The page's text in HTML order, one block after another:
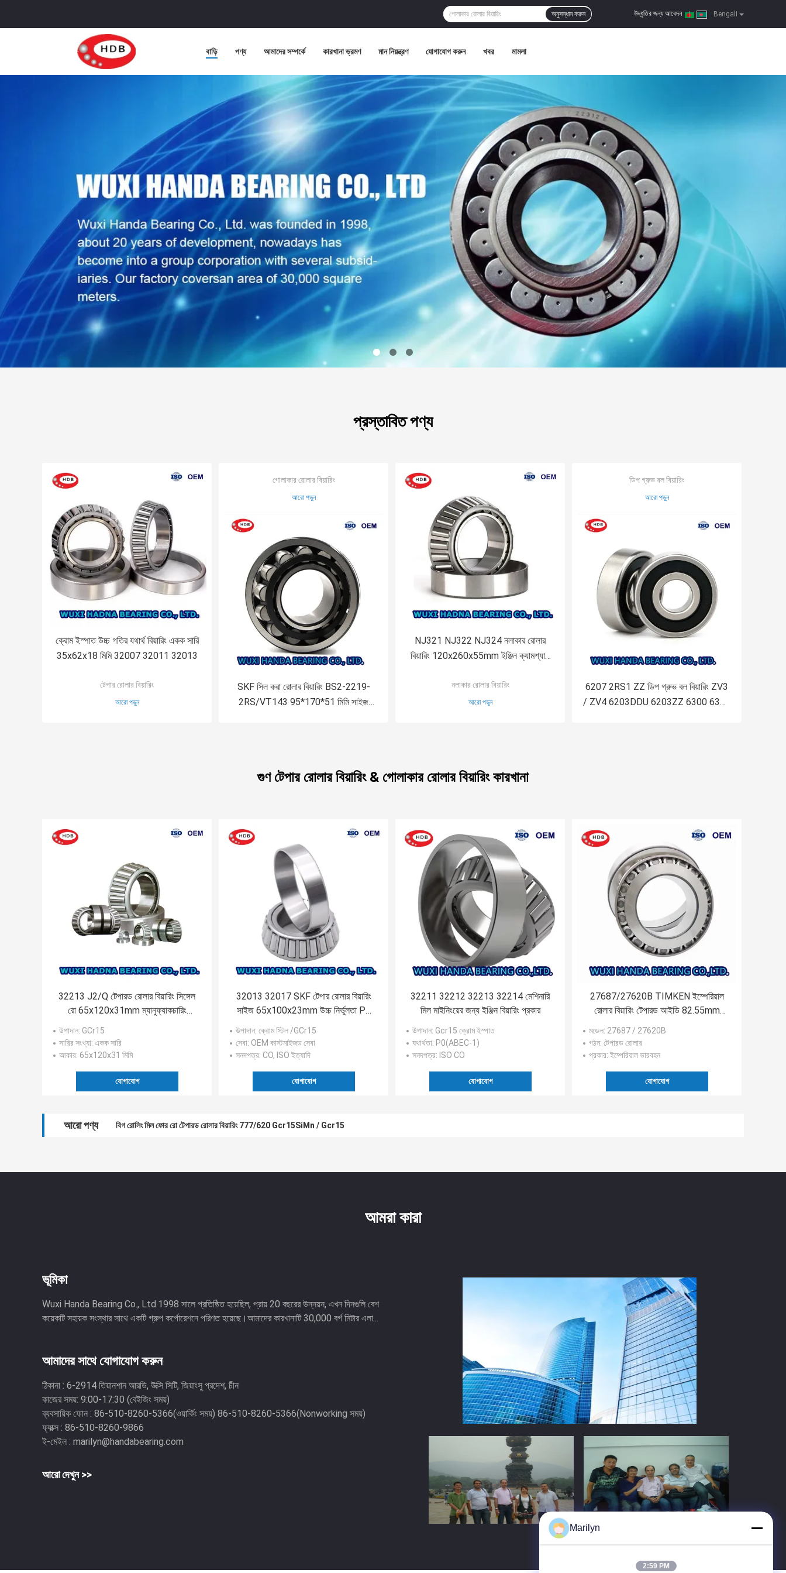
Bengali
উদ্ধৃতির জন্য আবেদন |
অনুসন্ধান করুন
বাড়ি পণ্য আমাদের সম্পর্কে কারখানা ভ্রমণ মান নিয়ন্ত্রণ যোগাযোগ করুন খবর মামলা
প্রস্তাবিত পণ্য
ক্রোম ইস্পাত উচ্চ গতির যথার্থ বিয়ারিং একক সারি
35x62x18 মিমি 32007 32011 32013
টেপার রোলার বিয়ারিং
আরো পড়ুন
গোলাকার রোলার বিয়ারিং
আরো পড়ুন
SKF সিল করা রোলার বিয়ারিং BS2-2219-
2RS/VT143 95*170*51 মিমি সাইজ
NJ321 NJ322 NJ324 নলাকার রোলার
বিয়ারিং 120x260x55mm ইঞ্জিন ক্যামশ্যাফ্ট
নলাকার রোলার বিয়ারিং
আরো পড়ুন
ডিপ গ্রুভ বল বিয়ারিং
আরো পড়ুন
6207 2RS1 ZZ ডিপ গ্রুভ বল বিয়ারিং ZV3
/ ZV4 6203DDU 6203ZZ 6300 6301
গুণ টেপার রোলার বিয়ারিং & গোলাকার রোলার বিয়ারিং কারখানা
32213 J2/Q টেপারড রোলার বিয়ারিং সিঙ্গেল
রো 65x120x31mm ম্যানুফ্যাকচারিং
উপাদান: GCr15
সারির সংখ্যা: একক সারি
আকার: 65x120x31 মিমি
যোগাযোগ
32013 32017 SKF টেপার রোলার বিয়ারিং
সাইজ 65x100x23mm উচ্চ নির্ভুলতা P0
P6 P5 P4 P2
উপাদান: ক্রোম স্টিল /GCr15
সেবা: OEM কাস্টমাইজড সেবা
সনদপত্র: CO, ISO ইত্যাদি
যোগাযোগ
32211 32212 32213 32214 মেশিনারি
মিল মাইনিংয়ের জন্য ইঞ্জিন বিয়ারিং প্রকার
উপাদান: Gcr15 ক্রোম ইস্পাত
যথার্থতা: P0(ABEC-1)
সনদপত্র: ISO CO
যোগাযোগ
27687/27620B TIMKEN ইম্পেরিয়াল
রোলার বিয়ারিং টেপারড আইডি 82.55mm
OD 125.413mm রিচ স্টক
মডেল: 27687 / 27620B
গঠন: টেপারড রোলার
প্রকার: ইম্পেরিয়াল ভারবহন
যোগাযোগ
আরো পণ্য বিগ রোলিং মিল ফোর রো টেপারড রোলার বিয়ারিং 777/620 Gcr15SiMn / Gcr15
আমরা কারা
ভূমিকা
Wuxi Handa Bearing Co., Ltd.1998 সালে প্রতিষ্ঠিত হয়েছিল, প্রায় 20 বছরের উন্নয়ন, এখন দিনগুলি বেশ
কয়েকটি সহায়ক সংস্থার সাথে একটি গ্রুপ কর্পোরেশনে পরিণত হয়েছে।আমাদের কারখানাটি 30,000 বর্গ মিটার এলা...
আমাদের সাথে যোগাযোগ করুন
ঠিকানা : 6-2914 তিয়ানশান আরডি, উক্সি সিটি, জিয়াংসু প্রদেশ, চীন
কাজের সময়: 9:00-17:30 (বেইজিং সময়)
ব্যবসায়িক ফোন : 86-510-8260-5366(ওয়ার্কিং সময়) 86-510-8260-5366(Nonworking সময়)
ফ্যাক্স : 86-510-8260-9866
ই-মেইল : marilyn@handabearing.com
আরো দেখুন >>
Marilyn
2:59 PM